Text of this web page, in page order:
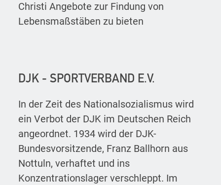
Christi Angebote zur Findung von
Lebensmaßstäben zu bieten
DJK - SPORTVERBAND E.V.
In der Zeit des Nationalsozialismus wird
ein Verbot der DJK im Deutschen Reich
angeordnet. 1934 wird der DJK-
Bundesvorsitzende, Franz Ballhorn aus
Nottuln, verhaftet und ins
Konzentrationslager verschleppt. Im